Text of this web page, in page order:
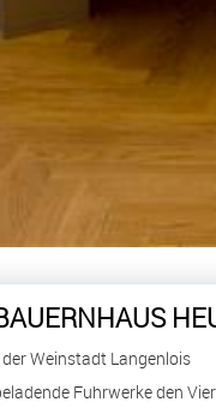
Weinstadt Langenlois
Fuhrwerke den